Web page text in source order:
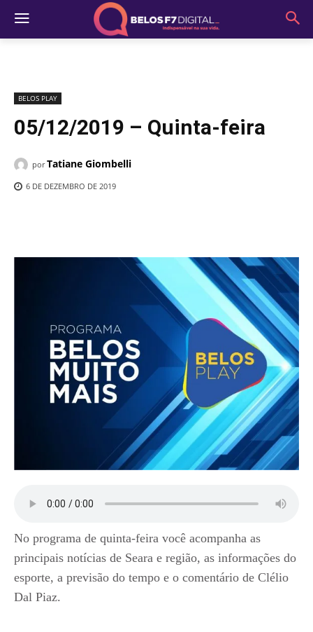
BELOS PLAY
05/12/2019 – Quinta-feira
por Tatiane Giombelli
6 DE DEZEMBRO DE 2019
No programa de quinta-feira você acompanha as
principais notícias de Seara e região, as informações do
esporte, a previsão do tempo e o comentário de Clélio
Dal Piaz.